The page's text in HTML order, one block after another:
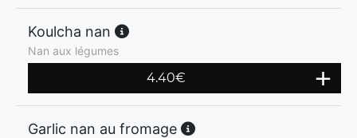
Koulcha nan
Nan aux légumes
4.40€
Garlic nan au fromage